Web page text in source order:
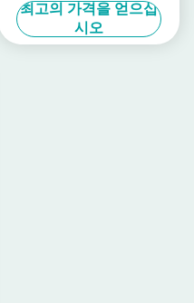
최고의 가격을 얻으십
시오